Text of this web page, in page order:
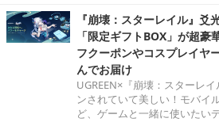
『崩壊：スターレイル』爻
「限定ギフトBOX」が超
フクーポンやコスプレイヤ
んでお届け
UGREEN×『崩壊：スターレ
ンされていて美しい！モバイ
ど、ゲームと一緒に使いたい